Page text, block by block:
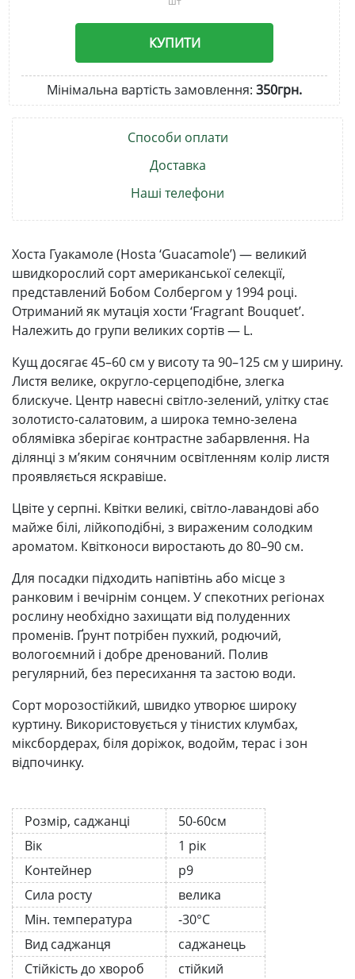
КУПИТИ
Мінімальна вартість замовлення: 350грн.
Способи оплати
Доставка
Наші телефони
Хоста Гуакамоле (Hosta ‘Guacamole’) — великий
швидкорослий сорт американської селекції,
представлений Бобом Солбергом у 1994 році.
Отриманий як мутація хости ‘Fragrant Bouquet’.
Належить до групи великих сортів — L.
Кущ досягає 45–60 см у висоту та 90–125 см у ширину.
Листя велике, округло-серцеподібне, злегка
блискуче. Центр навесні світло-зелений, улітку стає
золотисто-салатовим, а широка темно-зелена
облямівка зберігає контрастне забарвлення. На
ділянці з м’яким сонячним освітленням колір листя
проявляється яскравіше.
Цвіте у серпні. Квітки великі, світло-лавандові або
майже білі, лійкоподібні, з вираженим солодким
ароматом. Квітконоси виростають до 80–90 см.
Для посадки підходить напівтінь або місце з
ранковим і вечірнім сонцем. У спекотних регіонах
рослину необхідно захищати від полуденних
променів. Ґрунт потрібен пухкий, родючий,
вологоємний і добре дренований. Полив
регулярний, без пересихання та застою води.
Сорт морозостійкий, швидко утворює широку
куртину. Використовується у тінистих клумбах,
міксбордерах, біля доріжок, водойм, терас і зон
відпочинку.
Розмір, саджанці
50-60см
Вік
1 рік
Контейнер
р9
Сила росту
велика
Мін. температура
-30°C
Вид саджанця
саджанець
Стійкість до хвороб
стійкий